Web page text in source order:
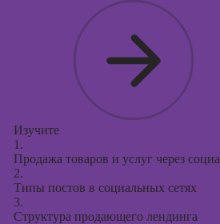
Изучите
1.
Продажа товаров и услуг через
2.
Типы постов в социальных сетях
3.
Структура продающего лендинга